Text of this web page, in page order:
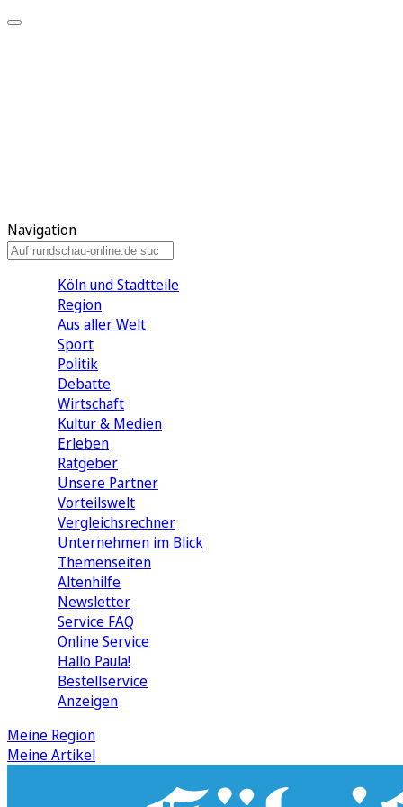
Navigation
Köln und Stadtteile
Region
Aus aller Welt
Sport
Politik
Debatte
Wirtschaft
Kultur & Medien
Erleben
Ratgeber
Unsere Partner
Vorteilswelt
Vergleichsrechner
Unternehmen im Blick
Themenseiten
Altenhilfe
Newsletter
Service FAQ
Online Service
Hallo Paula!
Bestellservice
Anzeigen
Meine Region
Meine Artikel